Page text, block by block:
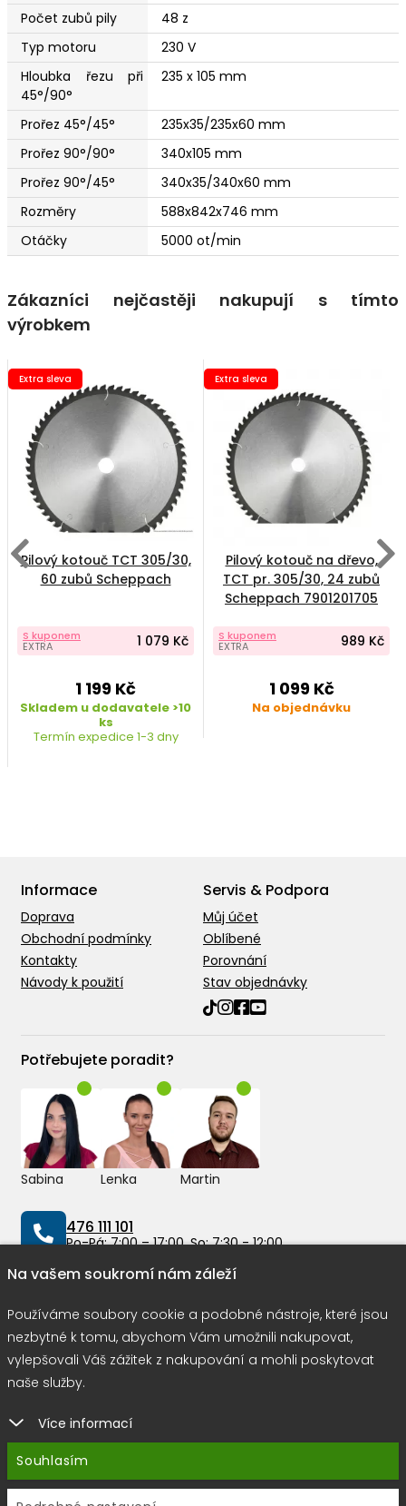
Počet zubů pily
48 z
Typ motoru
230 V
Hloubka řezu při
45°/90°
235 x 105 mm
Prořez 45°/45°
235x35/235x60 mm
Prořez 90°/90°
340x105 mm
Prořez 90°/45°
340x35/340x60 mm
Rozměry
588x842x746 mm
Otáčky
5000 ot/min
Zákazníci nejčastěji nakupují s tímto
výrobkem
Extra sleva
Pilový kotouč TCT 305/30,
60 zubů Scheppach
S kuponem
EXTRA 1 079 Kč
1 199 Kč
Skladem u dodavatele >10
ks
Termín expedice 1-3 dny
Extra sleva
Pilový kotouč na dřevo,
TCT pr. 305/30, 24 zubů
Scheppach 7901201705
S kuponem
EXTRA 989 Kč
1 099 Kč
Na objednávku
Informace
Doprava
Obchodní podmínky
Kontakty
Návody k použití
Servis & Podpora
Můj účet
Oblíbené
Porovnání
Stav objednávky
Potřebujete poradit?
Sabina Lenka Martin
476 111 101
Po-Pá: 7:00 – 17:00, So: 7:30 - 12:00
Možnosti dopravy
Rychlá a bezpečná platba
Na vašem soukromí nám záleží
Používáme soubory cookie a podobné nástroje, které jsou
nezbytné k tomu, abychom Vám umožnili nakupovat,
vylepšovali Váš zážitek z nakupování a mohli poskytovat
naše služby.
Více informací
Souhlasím